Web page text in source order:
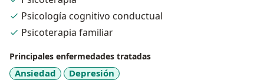
• Dificultades en las relaciones interpersonales.
• Dificultades emocionales y conductuales en
adolescentes.
Psicología cognitivo conductual
Psicoterapia familiar
Principales enfermedades tratadas
Ansiedad
Depresión